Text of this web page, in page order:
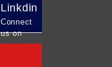
Linkdin
Connect
us on